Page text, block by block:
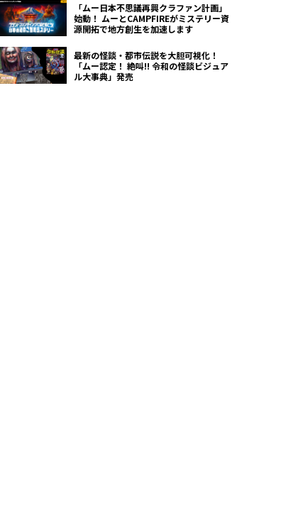
「ムー日本不思議再興クラファン計画」
始動！ ムーとCAMPFIREがミステリー資
源開拓で地方創生を加速します
最新の怪談・都市伝説を大胆可視化！
「ムー認定！ 絶叫!! 令和の怪談ビジュア
ル大事典」発売